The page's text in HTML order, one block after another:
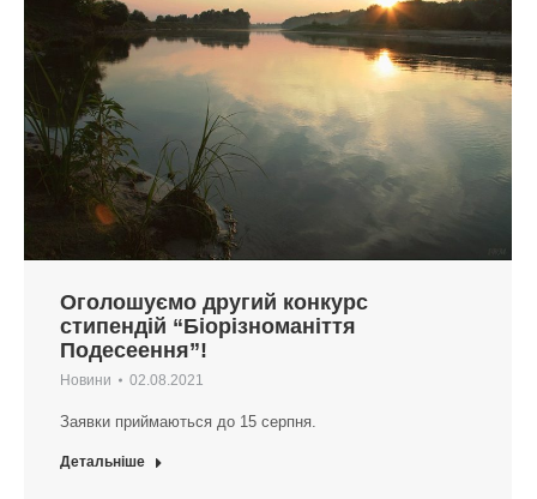
Оголошуємо другий конкурс
стипендій “Біорізноманіття
Подесеення”!
Новини 02.08.2021
Заявки приймаються до 15 серпня.
Детальніше